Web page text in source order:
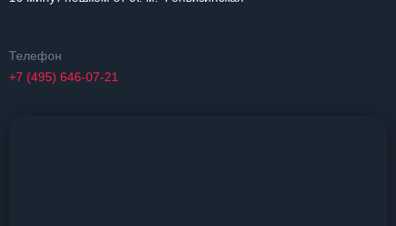
Телефон
+7 (495) 646-07-21